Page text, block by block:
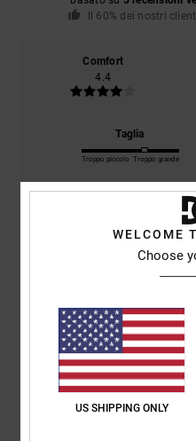
Il 60% dei nostri
Comfort
4.4
Taglia
Troppo piccolo Troppo grande
4
12. febbraio 2026
WELCOME
Choose
US SHIPPING ONLY